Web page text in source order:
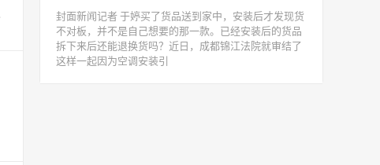
封面新闻记者 于婷买了货品送到家中，安装后才发现货
不对板，并不是自己想要的那一款。已经安装后的货品
拆下来后还能退换货吗？近日，成都锦江法院就审结了
这样一起因为空调安装引